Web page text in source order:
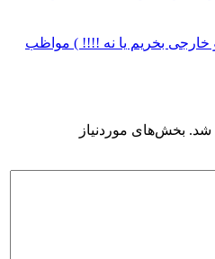
بخریم یا نه !!!! ) مواظب
شد. بخش‌های موردنیاز